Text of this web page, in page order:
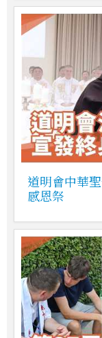
道明會中華
感恩祭